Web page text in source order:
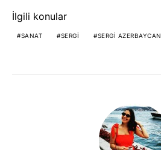
İlgili konular
SANAT SERGI SERGI AZERBAYCAN